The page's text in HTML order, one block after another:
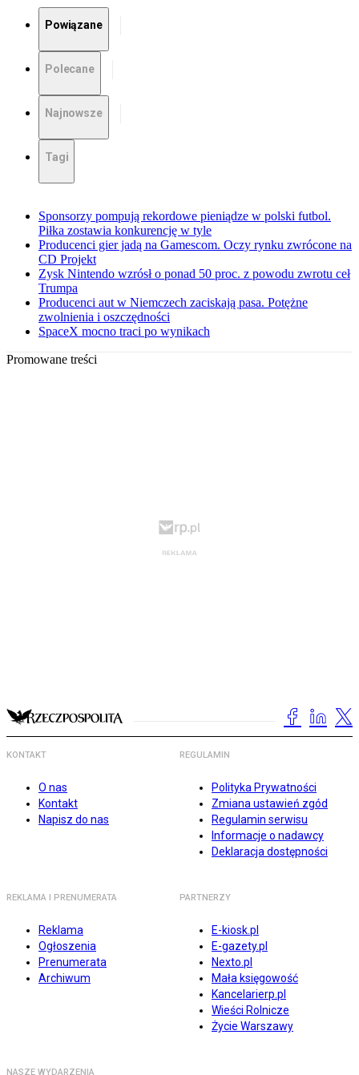
Powiązane
Polecane
Najnowsze
Tagi
Sponsorzy pompują rekordowe pieniądze w polski futbol.
Piłka zostawia konkurencję w tyle
Producenci gier jadą na Gamescom. Oczy rynku zwrócone na
CD Projekt
Zysk Nintendo wzrósł o ponad 50 proc. z powodu zwrotu ceł
Trumpa
Producenci aut w Niemczech zaciskają pasa. Potężne
zwolnienia i oszczędności
SpaceX mocno traci po wynikach
Promowane treści
KONTAKT
O nas
Kontakt
Napisz do nas
REGULAMIN
Polityka Prywatności
Zmiana ustawień zgód
Regulamin serwisu
Informacje o nadawcy
Deklaracja dostępności
REKLAMA I PRENUMERATA
Reklama
Ogłoszenia
Prenumerata
Archiwum
PARTNERZY
E-kiosk.pl
E-gazety.pl
Nexto.pl
Mała księgowość
Kancelarierp.pl
Wieści Rolnicze
Życie Warszawy
NASZE WYDARZENIA